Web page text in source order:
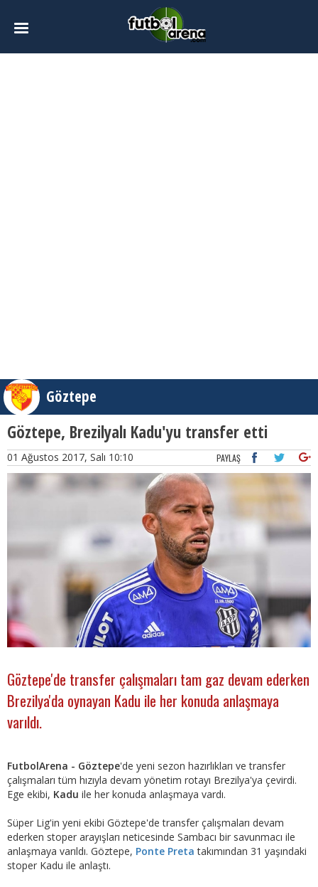
Göztepe
Göztepe, Brezilyalı Kadu'yu transfer etti
01 Ağustos 2017, Salı 10:10 PAYLAŞ
Göztepe'de transfer çalışmaları tam gaz devam ederken
Brezilya'da oynayan Kadu ile her konuda anlaşmaya
varıldı.
FutbolArena - Göztepe'de yeni sezon hazırlıkları ve transfer
çalışmaları tüm hızıyla devam yönetim rotayı Brezilya'ya çevirdi.
Ege ekibi, Kadu ile her konuda anlaşmaya vardı.
Süper Lig'in yeni ekibi Göztepe'de transfer çalışmaları devam
ederken stoper arayışları neticesinde Sambacı bir savunmacı ile
anlaşmaya varıldı. Göztepe, Ponte Preta takımından 31 yaşındaki
stoper Kadu ile anlaştı.